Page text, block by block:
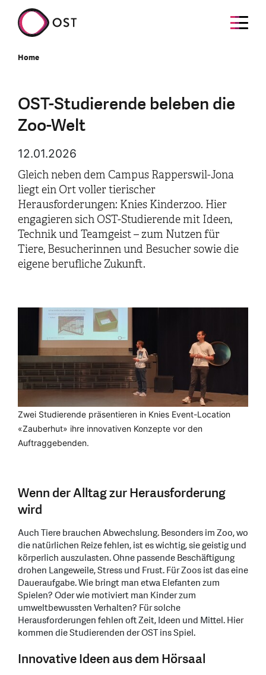
Home
OST-Studierende beleben die
Zoo-Welt
12.01.2026
Gleich neben dem Campus Rapperswil-Jona
liegt ein Ort voller tierischer
Herausforderungen: Knies Kinderzoo. Hier
engagieren sich OST-Studierende mit Ideen,
Technik und Teamgeist – zum Nutzen für
Tiere, Besucherinnen und Besucher sowie die
eigene berufliche Zukunft.
Zwei Studierende präsentieren in Knies Event-Location
«Zauberhut» ihre innovativen Konzepte vor den
Auftraggebenden.
Wenn der Alltag zur Herausforderung
wird
Auch Tiere brauchen Abwechslung. Besonders im Zoo, wo
die natürlichen Reize fehlen, ist es wichtig, sie geistig und
körperlich auszulasten. Ohne passende Beschäftigung
drohen Langeweile, Stress und Frust. Für Zoos ist das eine
Daueraufgabe. Wie bringt man etwa Elefanten zum
Spielen? Oder wie motiviert man Kinder zum
umweltbewussten Verhalten? Für solche
Herausforderungen fehlen oft Zeit, Ideen und Mittel. Hier
kommen die Studierenden der OST ins Spiel.
Innovative Ideen aus dem Hörsaal